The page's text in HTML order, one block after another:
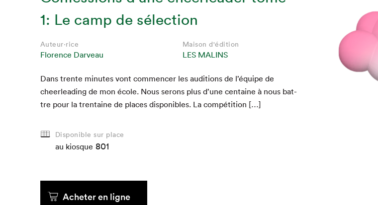
1: Le camp de sélection
Auteur·rice
Florence Darveau
Maison d'édition
LES MALINS
Dans trente min­utes vont com­mencer les audi­tions de l’équipe de
cheer­lead­ing de mon école. Nous serons plus d’une cen­taine à nous bat­
tre pour la trentaine de places disponibles. La compétition […]
Disponible sur place
au kiosque 801
Acheter en ligne